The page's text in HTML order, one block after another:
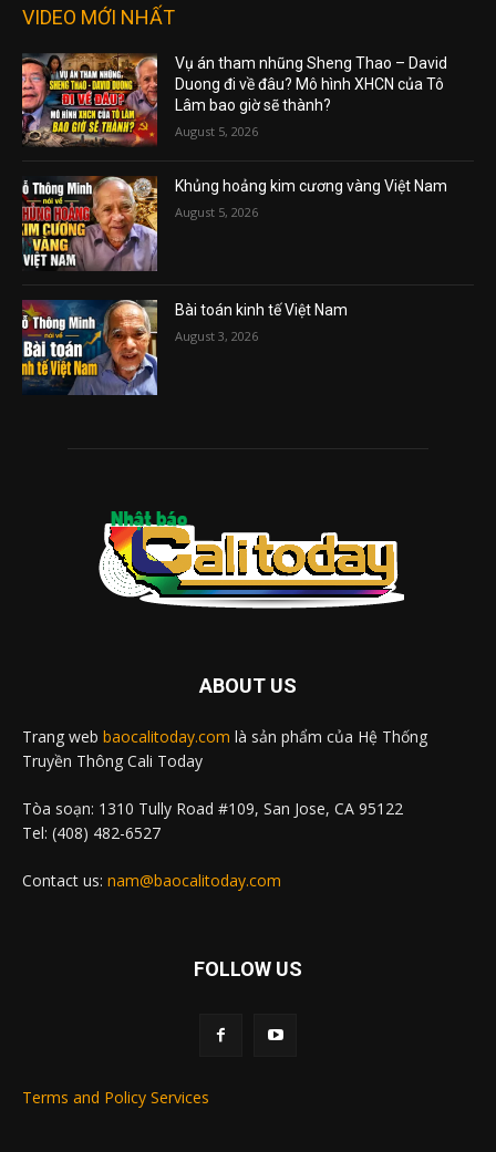
VIDEO MỚI NHẤT
Vụ án tham nhũng Sheng Thao – David
Duong đi về đâu? Mô hình XHCN của Tô
Lâm bao giờ sẽ thành?
August 5, 2026
Khủng hoảng kim cương vàng Việt Nam
August 5, 2026
Bài toán kinh tế Việt Nam
August 3, 2026
ABOUT US
Trang web baocalitoday.com là sản phẩm của Hệ Thống
Truyền Thông Cali Today
Tòa soạn: 1310 Tully Road #109, San Jose, CA 95122
Tel: (408) 482-6527
Contact us: nam@baocalitoday.com
FOLLOW US
Terms and Policy Services